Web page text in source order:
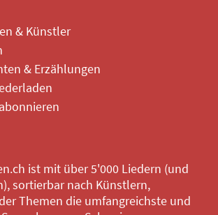
& Künstler
& Erzählungen
ist mit über 5'000 Liedern (und
sortierbar nach Künstlern,
Themen die umfangreichste und